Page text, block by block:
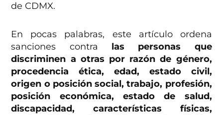
de CDMX.
En pocas palabras, este artículo ordena
sanciones contra las personas que
discriminen a otras por razón de género,
procedencia ética, edad, estado civil,
origen o posición social, trabajo, profesión,
posición económica, estado de salud,
discapacidad, características físicas,